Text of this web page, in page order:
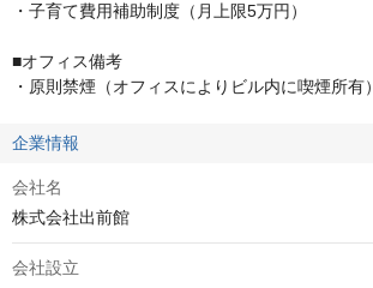
・子育て費用補助制度（月上限5万円）
■オフィス備考
・原則禁煙（オフィスによりビル内に喫煙所有）
企業情報
会社名
株式会社出前館
会社設立